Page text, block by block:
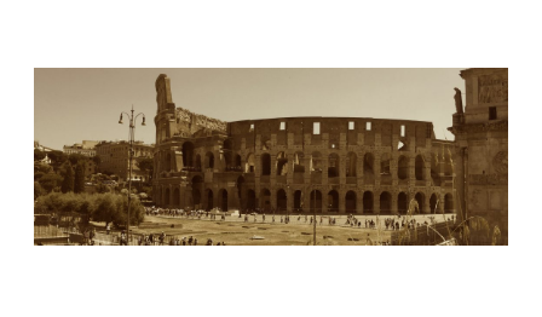
content